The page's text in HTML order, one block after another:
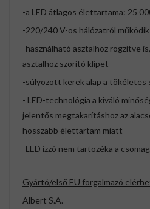
-a LED átlagos élettartama: 25
-220/240 V-os hálózatról működik
-használható asztalhoz rögzítve
asztalhoz szorító klipet
-súlyozott kerek alap a tökéletes
- LED-technológia a kiváló
jelentős megtakarításhoz az
hosszabb élettartam miatt
-LED izzó nem tartozéka a
Gyártó/első EU forgalmazó
Albert S.A.